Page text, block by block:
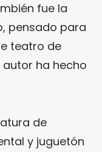
fue la
pensado para
teatro de
ha hecho
de
y juguetón